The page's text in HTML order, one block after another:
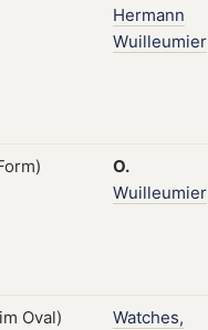
Hermann
Wuilleumier
O.
Wuilleumier
Watches,